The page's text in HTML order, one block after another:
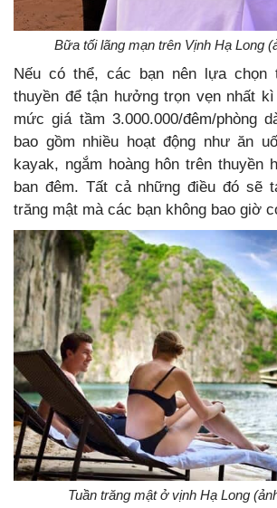
Bữa tối lãng mạn trên Vịnh Hạ Long
Nếu có thể, các bạn nên lựa chọn
thuyền để tận hưởng trọn vẹn nhất
mức giá tầm 3.000.000/đêm/phòng
bao gồm nhiều hoạt động như ăn
kayak, ngắm hoàng hôn trên thuyền
ban đêm. Tất cả những điều đó sẽ
trăng mật mà các bạn không bao giờ
Tuần trăng mật ở vịnh Hạ Long